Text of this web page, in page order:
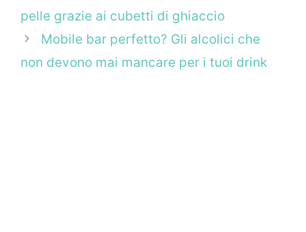
pelle grazie ai cubetti di ghiaccio
Mobile bar perfetto? Gli alcolici che
non devono mai mancare per i tuoi drink